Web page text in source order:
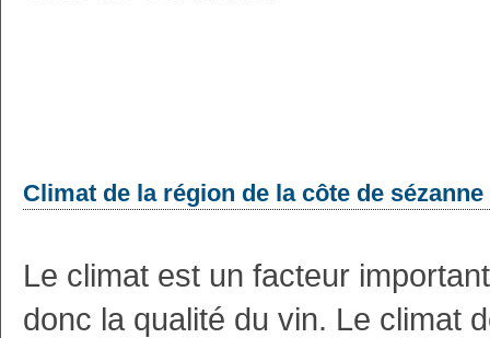
Climat de la région de la côte de sézanne
Le climat est un facteur
donc la qualité du vin. Le climat